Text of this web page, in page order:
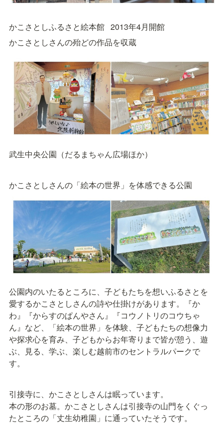
かこさとしふるさと絵本館   2013年4月開館
かこさとしさんの殆どの作品を収蔵
武生中央公園（だるまちゃん広場ほか）
かこさとしさんの「絵本の世界」を体感できる公園
公園内のいたるところに、子どもたちを想いふるさとを
愛するかこさとしさんの詩や仕掛けがあります。『か
わ』『からすのぱんやさん』『コウノトリのコウちゃ
ん』など、「絵本の世界」を体験、子どもたちの想像力
や探求心を育み、子どもからお年寄りまで皆が憩う、遊
ぶ、見る、学ぶ、楽しむ越前市のセントラルパークで
す。
引接寺に、かこさとしさんは眠っています。
本の形のお墓。かこさとしさんは引接寺の山門をくぐっ
たところの「丈生幼稚園」に通っていたそうです。